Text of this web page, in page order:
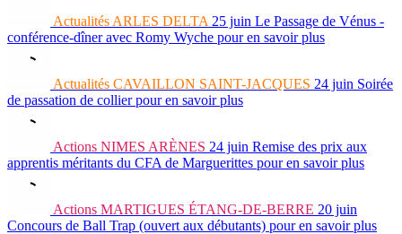
Actualités ARLES DELTA 25 juin Le Passage de Vénus -
conférence-dîner avec Romy Wyche pour en savoir plus
Actualités CAVAILLON SAINT-JACQUES 24 juin Soirée
de passation de collierpour en savoir plus
Actions NIMES ARÈNES 24 juin Remise des prix aux
apprentis méritants du CFA de Marguerittes pour en savoir plus
Actions MARTIGUES ÉTANG-DE-BERRE 20 juin
Concours de Ball Trap (ouvert aux débutants) pour en savoir plus